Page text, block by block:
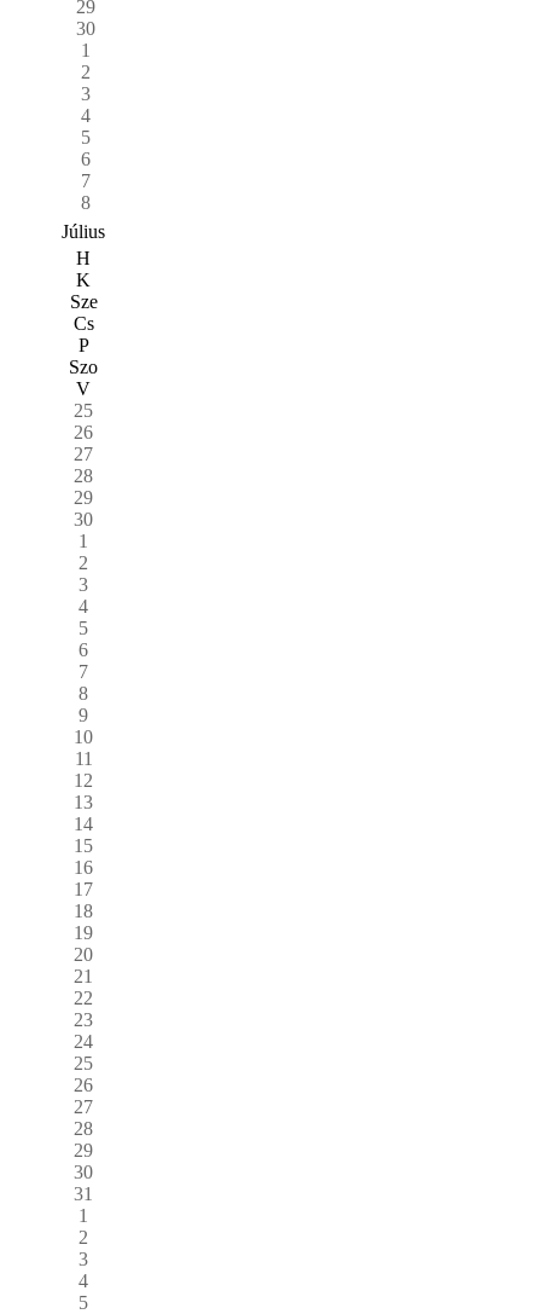
29
30
1
2
3
4
5
6
7
8
Július
H
K
Sze
Cs
P
Szo
V
25
26
27
28
29
30
1
2
3
4
5
6
7
8
9
10
11
12
13
14
15
16
17
18
19
20
21
22
23
24
25
26
27
28
29
30
31
1
2
3
4
5